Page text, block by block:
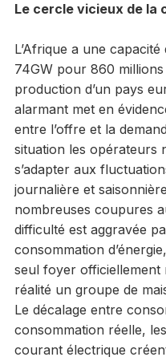
Le cercle vicieux de la
L’Afrique a une
74GW pour 860
production d’un pays
alarmant met en
entre l’offre et la
situation les opérateurs
s’adapter aux
journalière et
nombreuses coupures
difficulté est aggravée
consommation
seul foyer officiellement
réalité un groupe de
Le décalage entre
consommation réelle,
courant électrique